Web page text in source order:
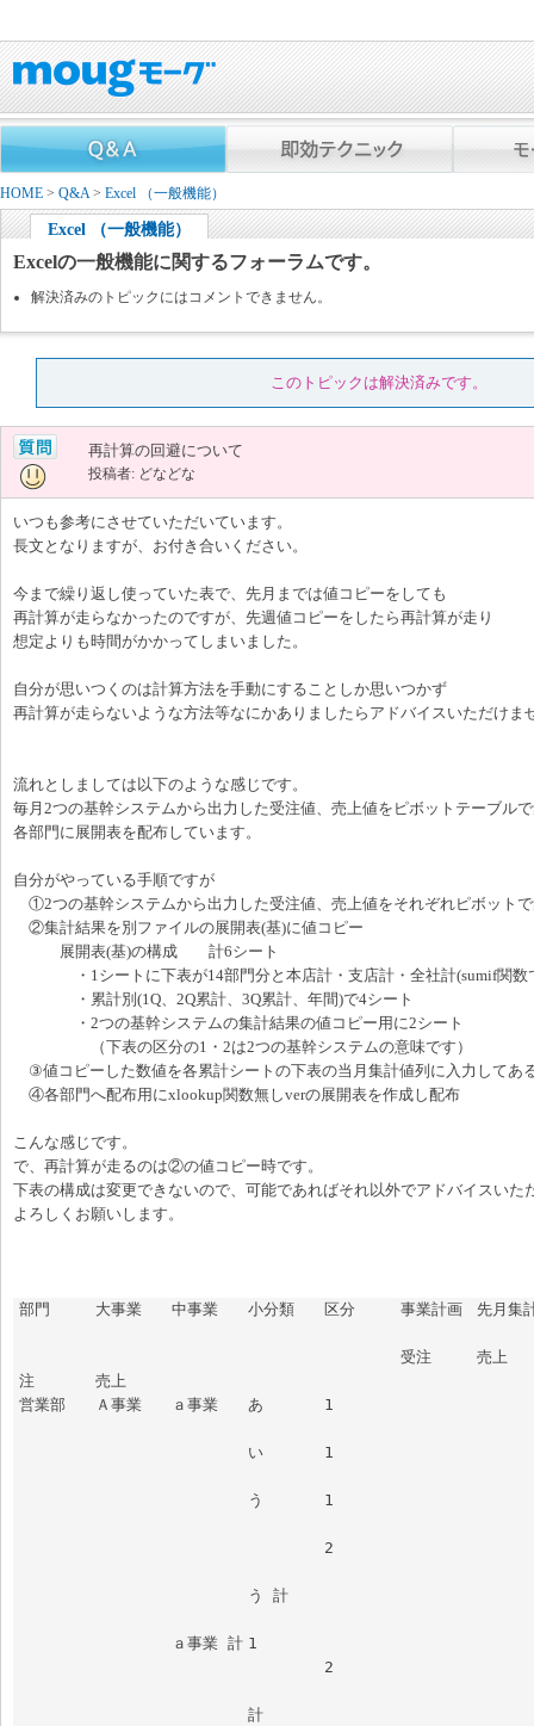
HOME > Q&A> Excel （一般機能）
Excel （一般機能）
Excelの一般機能に関するフォーラムです。
解決済みのトピックにはコメントできません。
このトピックは解決済みです。
再計算の回避について
投稿者: どなどな
いつも参考にさせていただいています。
長文となりますが、お付き合いください。
今まで繰り返し使っていた表で、先月までは値コピーをしても
再計算が走らなかったのですが、先週値コピーをしたら再計算が走り
想定よりも時間がかかってしまいました。
自分が思いつくのは計算方法を手動にすることしか思いつかず
再計算が走らないような方法等なにかありましたらアドバイスいただけま
流れとしましては以下のような感じです。
毎月2つの基幹システムから出力した受注値、売上値をピボットテーブル
各部門に展開表を配布しています。
自分がやっている手順ですが
①2つの基幹システムから出力した受注値、売上値をそれぞれピボット
②集計結果を別ファイルの展開表(基)に値コピー
展開表(基)の構成 計6シート
・1シートに下表が14部門分と本店計・支店計・全社計(sumif関数
・累計別(1Q、2Q累計、3Q累計、年間)で4シート
・2つの基幹システムの集計結果の値コピー用に2シート
（下表の区分の1・2は2つの基幹システムの意味です）
③値コピーした数値を各累計シートの下表の当月集計値列に入力してあ
④各部門へ配布用にxlookup関数無しverの展開表を作成し配布
こんな感じです。
で、再計算が走るのは②の値コピー時です。
下表の構成は変更できないので、可能であればそれ以外でアドバイスいた
よろしくお願いします。
部門	大事業	中事業	小分類	区分	事業計画	先月集計値	当月集計値
注	売上
営業部	Ａ事業	ａ事業	あ	1